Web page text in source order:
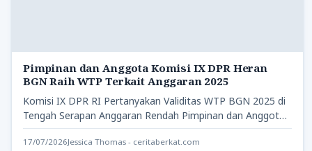
Pimpinan dan Anggota Komisi IX DPR Heran
BGN Raih WTP Terkait Anggaran 2025
Komisi IX DPR RI Pertanyakan Validitas WTP BGN 2025 di
Tengah Serapan Anggaran Rendah Pimpinan dan Anggota
Komisi…
17/07/2026Jessica Thomas - ceritaberkat.com